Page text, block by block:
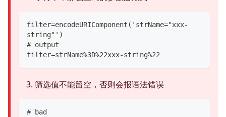
filter=encodeURIComponent('strName="xxx-
string"')
# output
filter=strName%3D%22xxx-string%22
筛选值不能留空，否则会报语法错误
# bad